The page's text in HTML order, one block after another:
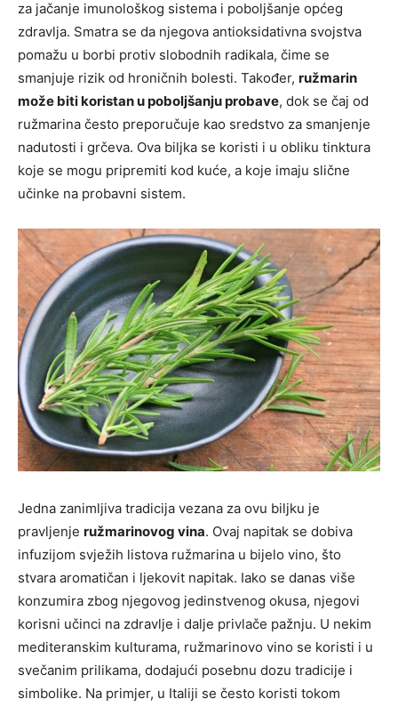
za jačanje imunološkog sistema i poboljšanje općeg
zdravlja. Smatra se da njegova antioksidativna svojstva
pomažu u borbi protiv slobodnih radikala, čime se
smanjuje rizik od hroničnih bolesti. Također, ružmarin
može biti koristan u poboljšanju probave, dok se čaj od
ružmarina često preporučuje kao sredstvo za smanjenje
nadutosti i grčeva. Ova biljka se koristi i u obliku tinktura
koje se mogu pripremiti kod kuće, a koje imaju slične
učinke na probavni sistem.
Jedna zanimljiva tradicija vezana za ovu biljku je
pravljenje ružmarinovog vina. Ovaj napitak se dobiva
infuzijom svježih listova ružmarina u bijelo vino, što
stvara aromatičan i ljekovit napitak. Iako se danas više
konzumira zbog njegovog jedinstvenog okusa, njegovi
korisni učinci na zdravlje i dalje privlače pažnju. U nekim
mediteranskim kulturama, ružmarinovo vino se koristi i u
svečanim prilikama, dodajući posebnu dozu tradicije i
simbolike. Na primjer, u Italiji se često koristi tokom